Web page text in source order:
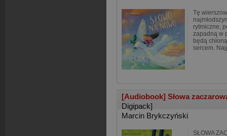
Tę
rytmiczne,
zapadną w
będą
sercem.
[Audiobook] Słowa
Digipack]
Marcin Brykczyński
SŁOWA